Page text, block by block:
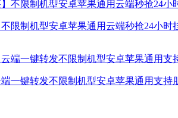
限制机型安卓苹果通用云端秒抢24小时
一键转发不限制机型安卓苹果通用支